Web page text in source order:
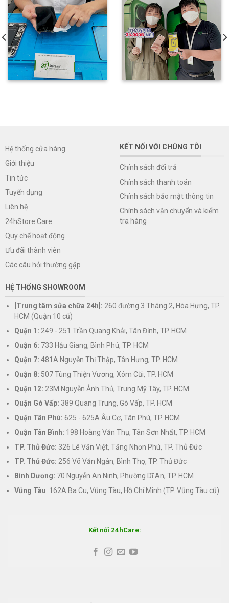
Hệ thống cửa hàng
Giới thiệu
Tin tức
Tuyển dụng
Liên hệ
24hStore Care
Quy chế hoạt động
Ưu đãi thành viên
Các câu hỏi thường gặp
KẾT NỐI VỚI CHÚNG TÔI
Chính sách đổi trả
Chính sách thanh toán
Chính sách bảo mật thông tin
Chính sách vận chuyển và kiểm
tra hàng
HỆ THỐNG SHOWROOM
[Trung tâm sửa chữa 24h]: 260 đường 3 Tháng 2, Hòa Hưng, TP.
HCM (Quận 10 cũ)
Quận 1: 249 - 251 Trần Quang Khải, Tân Định, TP. HCM
Quận 6: 733 Hậu Giang, Bình Phú, TP. HCM
Quận 7: 481A Nguyễn Thị Thập, Tân Hưng, TP. HCM
Quận 8: 507 Tùng Thiện Vương, Xóm Cũi, TP. HCM
Quận 12: 23M Nguyễn Ảnh Thủ, Trung Mỹ Tây, TP. HCM
Quận Gò Vấp: 389 Quang Trung, Gò Vấp, TP. HCM
Quận Tân Phú: 625 - 625A Âu Cơ, Tân Phú, TP. HCM
Quận Tân Bình: 198 Hoàng Văn Thụ, Tân Sơn Nhất, TP. HCM
TP. Thủ Đức: 326 Lê Văn Việt, Tăng Nhơn Phú, TP. Thủ Đức
TP. Thủ Đức: 256 Võ Văn Ngân, Bình Thọ, TP. Thủ Đức
Bình Dương: 70 Nguyễn An Ninh, Phường Dĩ An, TP. HCM
Vũng Tàu: 162A Ba Cu, Vũng Tàu, Hồ Chí Minh (TP. Vũng Tàu cũ)
Kết nối 24hCare: